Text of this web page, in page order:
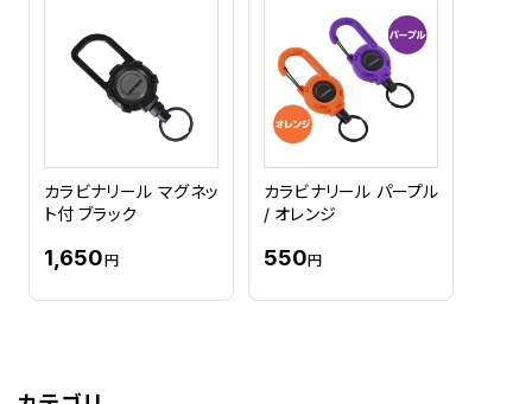
カラビナリール マグネッ
ト付 ブラック
1,650円
カラビナリール パープル
/ オレンジ
550円